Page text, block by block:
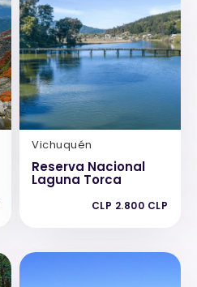
Vichuquén
Reserva Nacional
Laguna Torca
CLP 2.800 CLP